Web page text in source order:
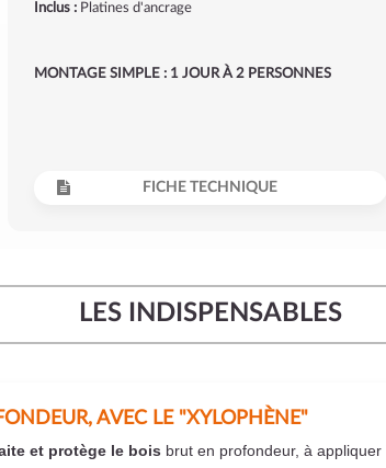
Inclus :Platines d'ancrage
MONTAGE SIMPLE : 1 JOUR À 2 PERSONNES
FICHE TECHNIQUE
LES INDISPENSABLES
AVEC LE "XYLOPHÈNE"
et protège le bois brut en profondeur, à appliquer